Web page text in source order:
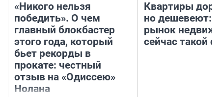
«Никого нельзя
победить». О чем
главный блокбастер
этого года, который
бьет рекорды в
прокате: честный
отзыв на «Одиссею»
Нолана
Квартиры
но дешевеют:
рынок
сейчас такой